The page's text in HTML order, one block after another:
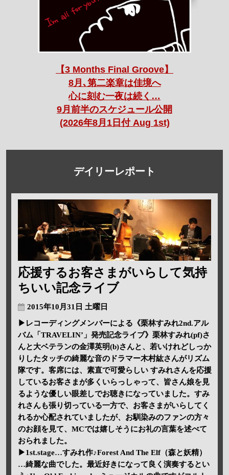
【3 Months Final Groove】
8月､第二楽章は佳境へ
心に刻む一夜は続く…
9月前半のスケジュール公開
(2026年8月1日付 Aug 1st)
デイリーレポート
応援するお客さまがいらして気持
ちいい記念ライブ
2015年10月31日 土曜日
▶レコーディングメンバーによる《栗林すみれ2nd.アル
バム「TRAVELIN’」発売記念ライブ》栗林すみれ(pf)さ
んと大ベテランの金澤英明(b)さんと、若いけれどしっか
りしたタッチの綺麗な音のドラマー木村紘さんがリズム
隊です。客席には、素直で可愛らしい すみれさんを応援
しているお客さまが多くいらっしゃって、皆さん娘を見
るような優しい眼差しでお聴きになっていました。すみ
れさんも張り切っている一方で、お客さまがいらしてく
れるか心配されていましたが、お馴染みのファンの方々
のお顔を見て、MCでは嬉しそうにお礼の言葉を述べて
おられました。
▶1st.stage…すみれ作♪Forest And The Elf（森と妖精）
…綺麗な曲でした。最近好きになって良く演奏するとい